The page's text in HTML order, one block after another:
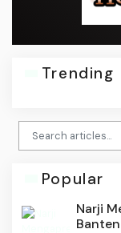
Trending
Popular
Narji